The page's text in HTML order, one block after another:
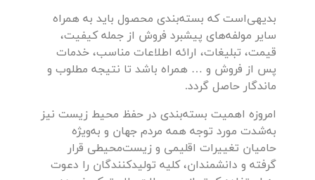
بدیهی‌است که بسته‌بندی محصول باید به همراه
سایر مولفه‌های پیشبرد فروش از جمله کیفیت،
قیمت، تبلیغات، ارائه اطلاعات مناسب، خدمات
پس از فروش و … همراه باشد تا نتیجه مطلوب و
ماندگار حاصل گردد.
امروزه اهمیت بسته‌بندی در حفظ محیط زیست نیز
به‌شدت مورد توجه همه مردم جهان و به‌ویژه
حامیان تغییرات اقلیمی و زیست‌محیطی قرار
گرفته و دانشمندان، کلیه تولیدکنندگان را دعوت